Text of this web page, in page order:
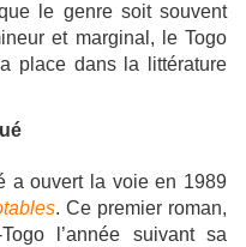
le genre soit souvent
et marginal, le Togo
place dans la littérature
a ouvert la voie en 1989
. Ce premier roman,
l’année suivant sa